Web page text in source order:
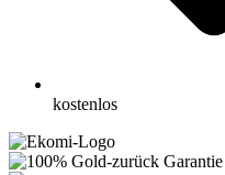
kostenlos